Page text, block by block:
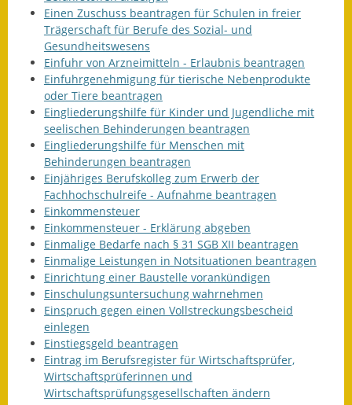
Einen Zuschuss beantragen für Schulen in freier
Trägerschaft für Berufe des Sozial- und
Gesundheitswesens
Einfuhr von Arzneimitteln - Erlaubnis beantragen
Einfuhrgenehmigung für tierische Nebenprodukte
oder Tiere beantragen
Eingliederungshilfe für Kinder und Jugendliche mit
seelischen Behinderungen beantragen
Eingliederungshilfe für Menschen mit
Behinderungen beantragen
Einjähriges Berufskolleg zum Erwerb der
Fachhochschulreife - Aufnahme beantragen
Einkommensteuer
Einkommensteuer - Erklärung abgeben
Einmalige Bedarfe nach § 31 SGB XII beantragen
Einmalige Leistungen in Notsituationen beantragen
Einrichtung einer Baustelle vorankündigen
Einschulungsuntersuchung wahrnehmen
Einspruch gegen einen Vollstreckungsbescheid
einlegen
Einstiegsgeld beantragen
Eintrag im Berufsregister für Wirtschaftsprüfer,
Wirtschaftsprüferinnen und
Wirtschaftsprüfungsgesellschaften ändern